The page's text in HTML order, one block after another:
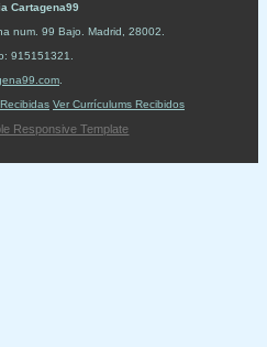
Cartagena99
num. 99 Bajo Madrid 28002
915151321
Ver Currículums Recibidos
Responsive Template